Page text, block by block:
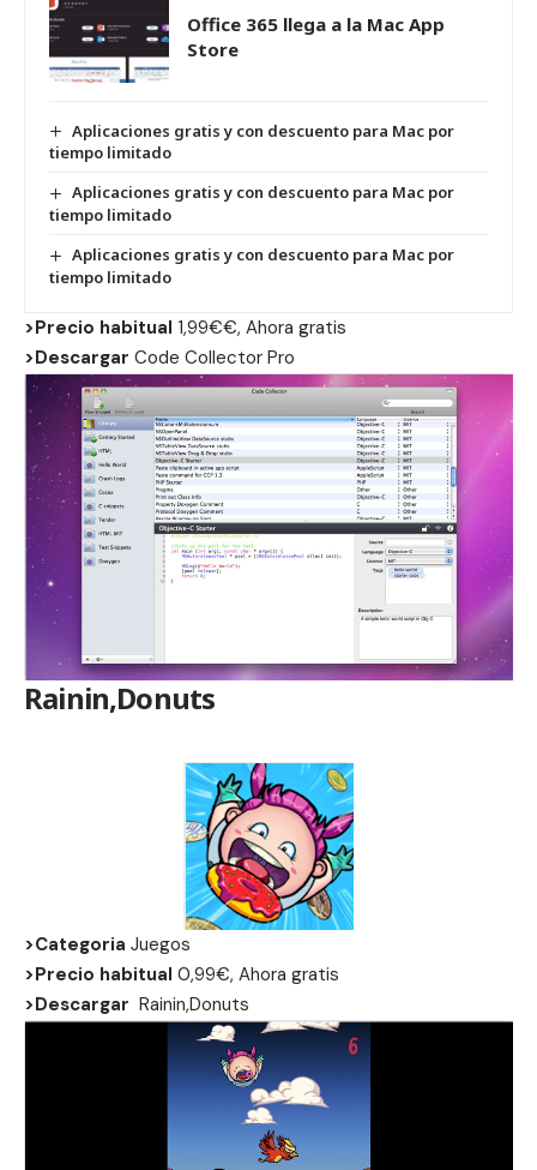
Office 365 llega a la Mac App
Store
Aplicaciones gratis y con descuento para Mac por
tiempo limitado
Aplicaciones gratis y con descuento para Mac por
tiempo limitado
Aplicaciones gratis y con descuento para Mac por
tiempo limitado
>Precio habitual 1,99€€, Ahora gratis
>Descargar Code Collector Pro
Rainin,Donuts
>Categoria Juegos
>Precio habitual 0,99€, Ahora gratis
>Descargar Rainin,Donuts